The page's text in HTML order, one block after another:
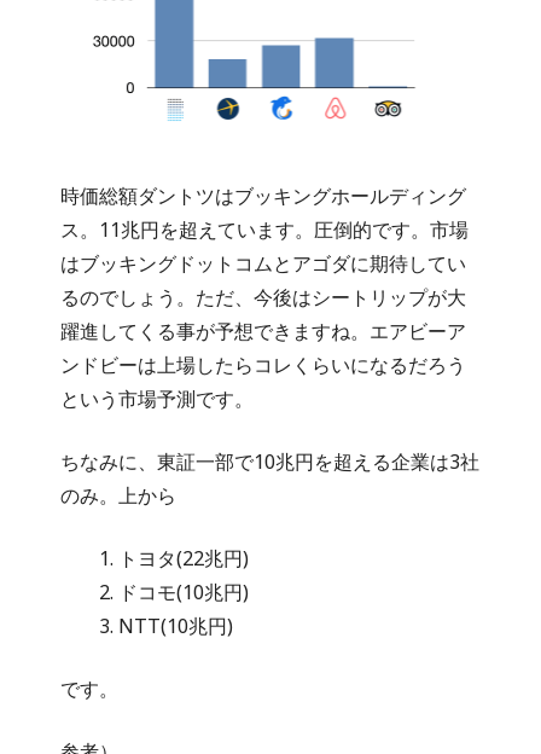
時価総額ダントツはブッキングホールディング
ス。11兆円を超えています。圧倒的です。市場
はブッキングドットコムとアゴダに期待してい
るのでしょう。ただ、今後はシートリップが大
躍進してくる事が予想できますね。エアビーア
ンドビーは上場したらコレくらいになるだろう
という市場予測です。
ちなみに、東証一部で10兆円を超える企業は3社
のみ。上から
トヨタ(22兆円)
ドコモ(10兆円)
NTT(10兆円)
です。